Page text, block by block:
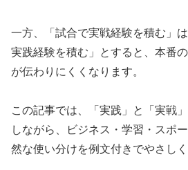
一方、「試合で実戦経験を積む」
実践経験を積む」とすると、本番
が伝わりにくくなります。
この記事では、「実践」と「実戦
しながら、ビジネス・学習・スポ
然な使い分けを例文付きでやさしく